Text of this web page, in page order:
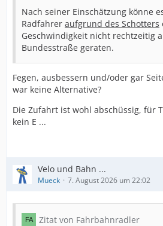
Nach seiner Einschätzung könne
Radfahrer aufgrund des Schotters
Geschwindigkeit nicht rechtzeitig
Bundesstraße geraten.
Fegen, ausbessern und/oder gar
war keine Alternative?
Die Zufahrt ist wohl abschüssig, für
kein E ...
Velo und Bahn ...
Mueck 7. August 2026 um 22:02
Zitat von Fahrbahnradler